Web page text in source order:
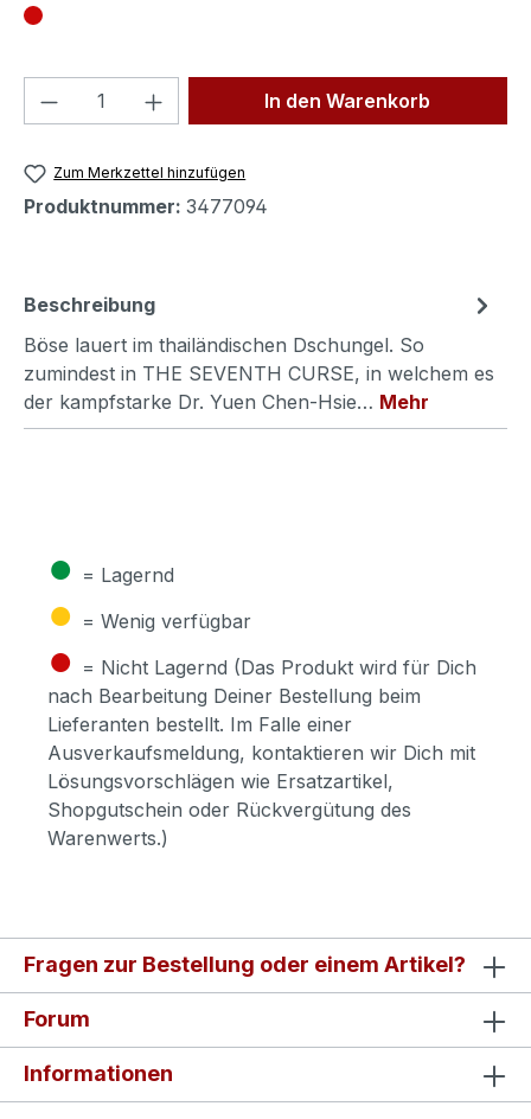
Produkt Anzahl: Gib denIn den Warenkorb
Zum Merkzettel hinzufügen
Produktnummer: 3477094
Beschreibung
Böse lauert im thailändischen Dschungel. So
zumindest in THE SEVENTH CURSE, in welchem es
der kampfstarke Dr. Yuen Chen-Hsie… Mehr
● = Lagernd
● = Wenig verfügbar
● = Nicht Lagernd (Das Produkt wird für Dich
nach Bearbeitung Deiner Bestellung beim
Lieferanten bestellt. Im Falle einer
Ausverkaufsmeldung, kontaktieren wir Dich mit
Lösungsvorschlägen wie Ersatzartikel,
Shopgutschein oder Rückvergütung des
Warenwerts.)
Fragen zur Bestellung oder einem Artikel?
Forum
Informationen